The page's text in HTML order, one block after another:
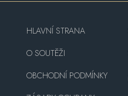
HLAVNÍ STRANA
O SOUTĚŽI
OBCHODNÍ PODMÍNKY